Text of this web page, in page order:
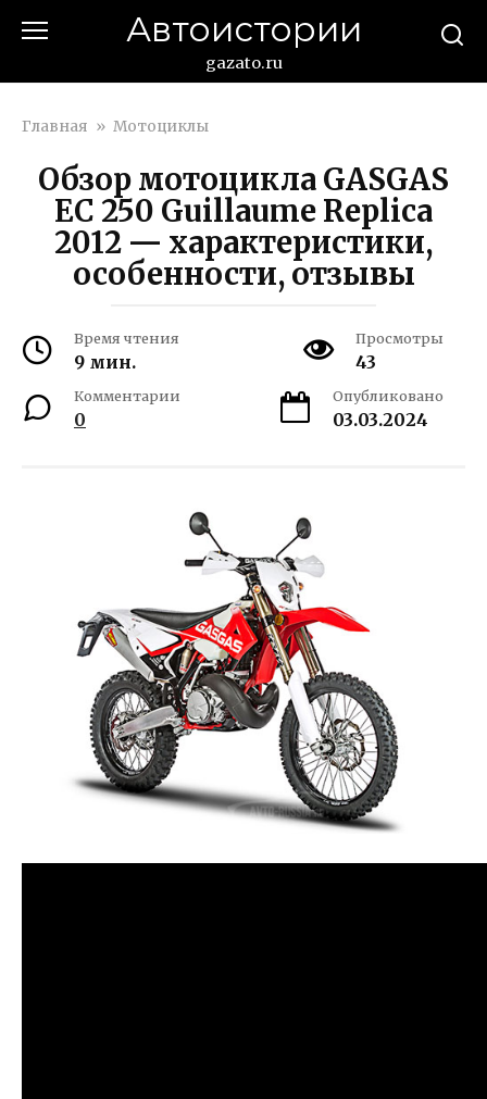
Автоистории
gazato.ru
Главная » Мотоциклы
Обзор мотоцикла GASGAS
EC 250 Guillaume Replica
2012 — характеристики,
особенности, отзывы
Время чтения
9 мин.
Просмотры
43
Комментарии
0
Опубликовано
03.03.2024